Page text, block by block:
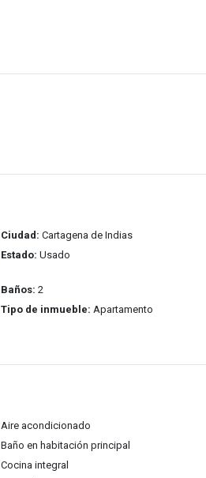
Ciudad: Cartagena de Indias
Estado: Usado
Baños: 2
Tipo de inmueble: Apartamento
Aire acondicionado
Baño en habitación principal
Cocina integral